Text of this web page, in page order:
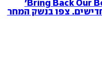
צפו בנשק המחר